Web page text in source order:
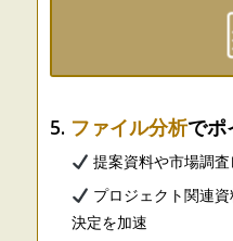
5. ファイル分析でポ
提案資料や市場調
プロジェクト関連
決定を加速